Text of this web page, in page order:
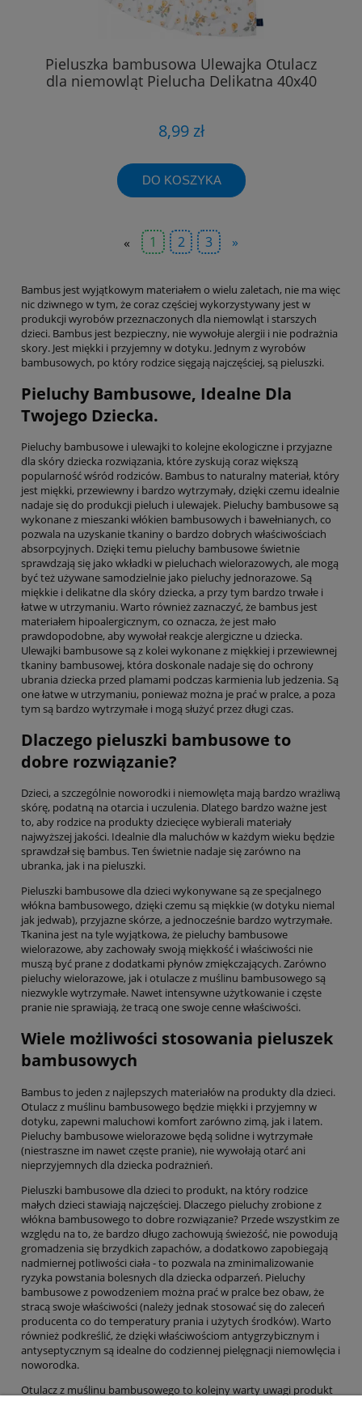
Pieluszka bambusowa Ulewajka Otulacz
dla niemowląt Pielucha Delikatna 40x40
8,99 zł
DO KOSZYKA
« 1 2 3 »
Bambus jest wyjątkowym materiałem o wielu zaletach, nie ma więc
nic dziwnego w tym, że coraz częściej wykorzystywany jest w
produkcji wyrobów przeznaczonych dla niemowląt i starszych
dzieci. Bambus jest bezpieczny, nie wywołuje alergii i nie podrażnia
skory. Jest miękki i przyjemny w dotyku. Jednym z wyrobów
bambusowych, po który rodzice sięgają najczęściej, są pieluszki.
Pieluchy Bambusowe, Idealne Dla
Twojego Dziecka.
Pieluchy bambusowe i ulewajki to kolejne ekologiczne i przyjazne
dla skóry dziecka rozwiązania, które zyskują coraz większą
popularność wśród rodziców. Bambus to naturalny materiał, który
jest miękki, przewiewny i bardzo wytrzymały, dzięki czemu idealnie
nadaje się do produkcji pieluch i ulewajek. Pieluchy bambusowe są
wykonane z mieszanki włókien bambusowych i bawełnianych, co
pozwala na uzyskanie tkaniny o bardzo dobrych właściwościach
absorpcyjnych. Dzięki temu pieluchy bambusowe świetnie
sprawdzają się jako wkładki w pieluchach wielorazowych, ale mogą
być też używane samodzielnie jako pieluchy jednorazowe. Są
miękkie i delikatne dla skóry dziecka, a przy tym bardzo trwałe i
łatwe w utrzymaniu. Warto również zaznaczyć, że bambus jest
materiałem hipoalergicznym, co oznacza, że jest mało
prawdopodobne, aby wywołał reakcje alergiczne u dziecka.
Ulewajki bambusowe są z kolei wykonane z miękkiej i przewiewnej
tkaniny bambusowej, która doskonale nadaje się do ochrony
ubrania dziecka przed plamami podczas karmienia lub jedzenia. Są
one łatwe w utrzymaniu, ponieważ można je prać w pralce, a poza
tym są bardzo wytrzymałe i mogą służyć przez długi czas.
Dlaczego pieluszki bambusowe to
dobre rozwiązanie?
Dzieci, a szczególnie noworodki i niemowlęta mają bardzo wrażliwą
skórę, podatną na otarcia i uczulenia. Dlatego bardzo ważne jest
to, aby rodzice na produkty dziecięce wybierali materiały
najwyższej jakości. Idealnie dla maluchów w każdym wieku będzie
sprawdzał się bambus. Ten świetnie nadaje się zarówno na
ubranka, jak i na pieluszki.
Pieluszki bambusowe dla dzieci wykonywane są ze specjalnego
włókna bambusowego, dzięki czemu są miękkie (w dotyku niemal
jak jedwab), przyjazne skórze, a jednocześnie bardzo wytrzymałe.
Tkanina jest na tyle wyjątkowa, że pieluchy bambusowe
wielorazowe, aby zachowały swoją miękkość i właściwości nie
muszą być prane z dodatkami płynów zmiękczających. Zarówno
pieluchy wielorazowe, jak i otulacze z muślinu bambusowego są
niezwykle wytrzymałe. Nawet intensywne użytkowanie i częste
pranie nie sprawiają, że tracą one swoje cenne właściwości.
Wiele możliwości stosowania pieluszek
bambusowych
Bambus to jeden z najlepszych materiałów na produkty dla dzieci.
Otulacz z muślinu bambusowego będzie miękki i przyjemny w
dotyku, zapewni maluchowi komfort zarówno zimą, jak i latem.
Pieluchy bambusowe wielorazowe będą solidne i wytrzymałe
(niestraszne im nawet częste pranie), nie wywołają otarć ani
nieprzyjemnych dla dziecka podrażnień.
Pieluszki bambusowe dla dzieci to produkt, na który rodzice
małych dzieci stawiają najczęściej. Dlaczego pieluchy zrobione z
włókna bambusowego to dobre rozwiązanie? Przede wszystkim ze
względu na to, że bardzo długo zachowują świeżość, nie powodują
gromadzenia się brzydkich zapachów, a dodatkowo zapobiegają
nadmiernej potliwości ciała - to pozwala na zminimalizowanie
ryzyka powstania bolesnych dla dziecka odparzeń. Pieluchy
bambusowe z powodzeniem można prać w pralce bez obaw, że
stracą swoje właściwości (należy jednak stosować się do zaleceń
producenta co do temperatury prania i użytych środków). Warto
również podkreślić, że dzięki właściwościom antygrzybicznym i
antyseptycznym są idealne do codziennej pielęgnacji niemowlęcia i
noworodka.
Otulacz z muślinu bambusowego to kolejny warty uwagi produkt